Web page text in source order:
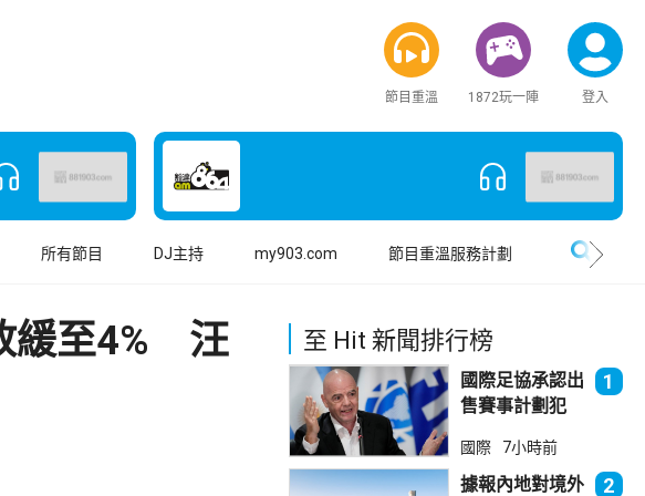
節目重溫 1872玩一陣 登入
所有節目 DJ主持 my903.com 節目重溫服務計劃
緩至4% 汪
至 Hit 新聞排行榜
國際足協承認出
售賽事計劃犯
持恩芬天奴
1
國際 7小時前
據報內地對境外 2